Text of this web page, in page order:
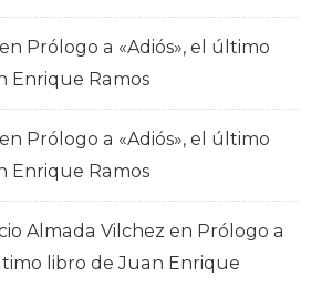
en Prólogo a «Adiós», el último
Enrique Ramos
en Prólogo a «Adiós», el último
Enrique Ramos
Almada Vilchez en Prólogo a
libro de Juan Enrique